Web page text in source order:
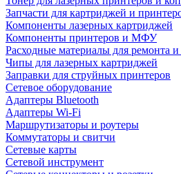
Запчасти для картриджей и
Компоненты лазерных картриджей
Компоненты принтеров и МФУ
Расходные материалы для ремонта
Чипы для лазерных картриджей
Заправки для струйных принтеров
Сетевое оборудование
Адаптеры Bluetooth
Адаптеры Wi-Fi
Маршрутизаторы и роутеры
Коммутаторы и свитчи
Сетевые карты
Сетевой инструмент